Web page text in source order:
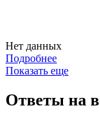
Нет данных
Подробнее
Показать еще
Ответы на